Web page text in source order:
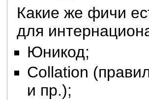
Какие же фичи
для
Юникод;
Collation
и пр.);